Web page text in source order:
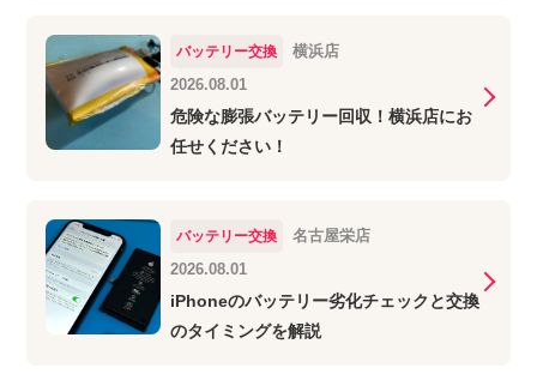
バッテリー交換
横浜店
2026.08.01
危険な膨張バッテリー回収！横浜店にお
任せください！
バッテリー交換
名古屋栄店
2026.08.01
iPhoneのバッテリー劣化チェックと交換
のタイミングを解説